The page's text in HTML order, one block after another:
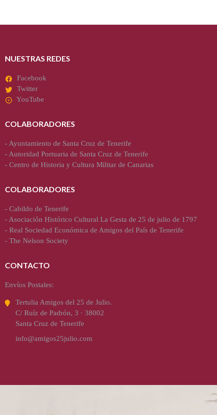
NUESTRAS REDES
Facebook
Twitter
YouTube
COLABORADORES
- Ayuntamiento de Santa Cruz de Tenerife
- Autoridad Portuaria de Santa Cruz de Tenerife
- Centro de Historia y Cultura Militar de Canarias
COLABORADORES
- Cabildo de Tenerife
- Asociación Histórico Cultural La Gesta de 25 de julio de 1797
- Real Sociedad Económica de Amigos del País de Tenerife
- The Nelson Society
CONTACTO
Envíos Postales:
Tertulia Amigos del 25 de Julio.
C/ Ruíz de Padrón, 3 · 38002
Santa Cruz de Tenerife
info@amigos25julio.com